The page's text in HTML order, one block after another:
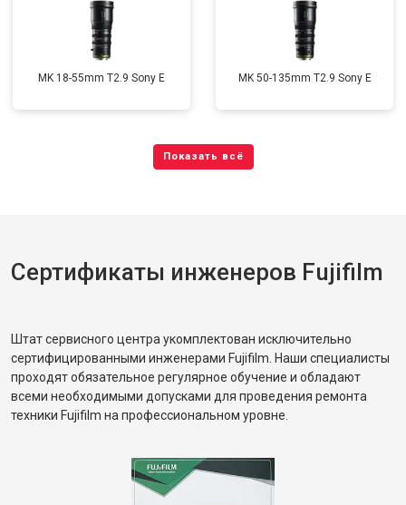
MK 18-55mm T2.9 Sony E MK 50-135mm T2.9 Sony E
Сертификаты инженеров Fujifilm
Штат сервисного центра укомплектован исключительно
сертифицированными инженерами Fujifilm. Наши специалисты
проходят обязательное регулярное обучение и обладают
всеми необходимыми допусками для проведения ремонта
техники Fujifilm на профессиональном уровне.